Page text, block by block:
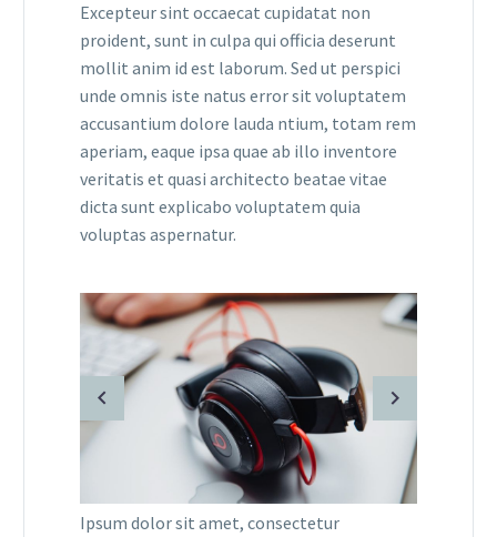
Excepteur sint occaecat cupidatat non
proident, sunt in culpa qui officia deserunt
mollit anim id est laborum. Sed ut perspici
unde omnis iste natus error sit voluptatem
accusantium dolore lauda ntium, totam rem
aperiam, eaque ipsa quae ab illo inventore
veritatis et quasi architecto beatae vitae
dicta sunt explicabo voluptatem quia
voluptas aspernatur.
Ipsum dolor sit amet, consectetur